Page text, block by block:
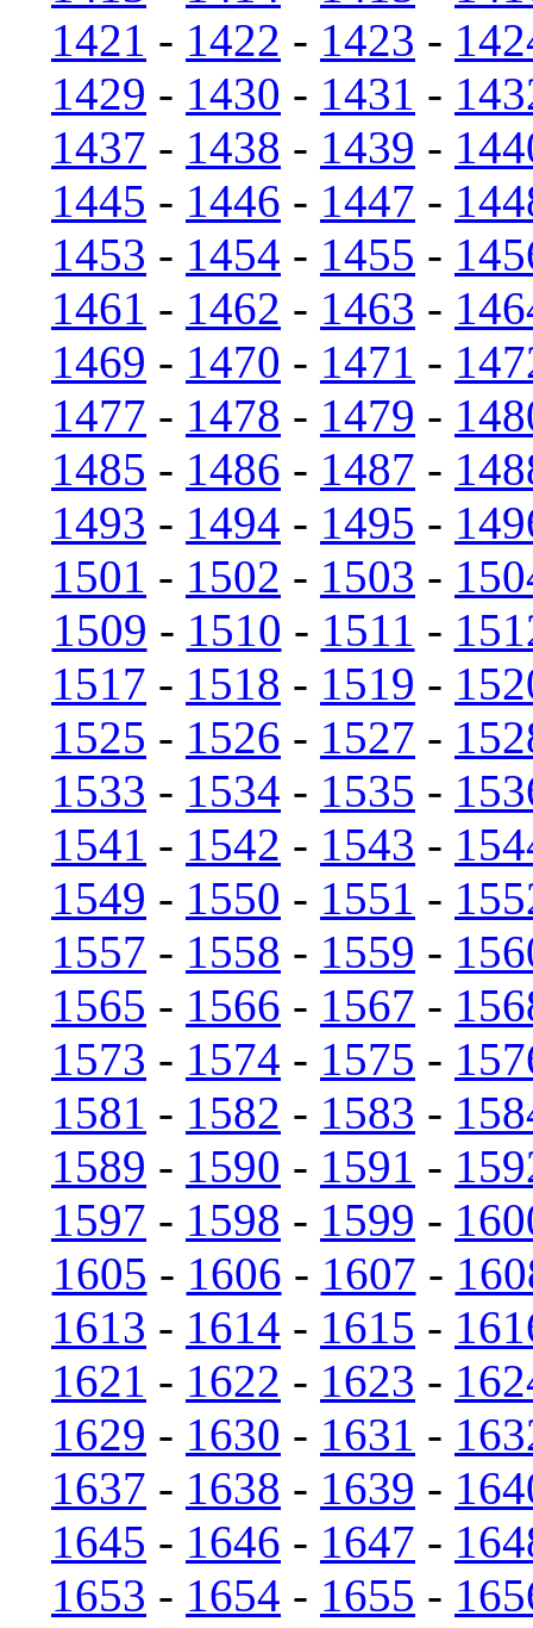
1421 - 1422 - 1423 -
1429 - 1430 - 1431 -
1437 - 1438 - 1439 -
1445 - 1446 - 1447 -
1453 - 1454 - 1455 -
1461 - 1462 - 1463 -
1469 - 1470 - 1471 -
1477 - 1478 - 1479 -
1485 - 1486 - 1487 -
1493 - 1494 - 1495 -
1501 - 1502 - 1503 -
1509 - 1510 - 1511 -
1517 - 1518 - 1519 -
1525 - 1526 - 1527 -
1533 - 1534 - 1535 -
1541 - 1542 - 1543 -
1549 - 1550 - 1551 -
1557 - 1558 - 1559 -
1565 - 1566 - 1567 -
1573 - 1574 - 1575 -
1581 - 1582 - 1583 -
1589 - 1590 - 1591 -
1597 - 1598 - 1599 -
1605 - 1606 - 1607 -
1613 - 1614 - 1615 -
1621 - 1622 - 1623 -
1629 - 1630 - 1631 -
1637 - 1638 - 1639 -
1645 - 1646 - 1647 -
1653 - 1654 - 1655 -